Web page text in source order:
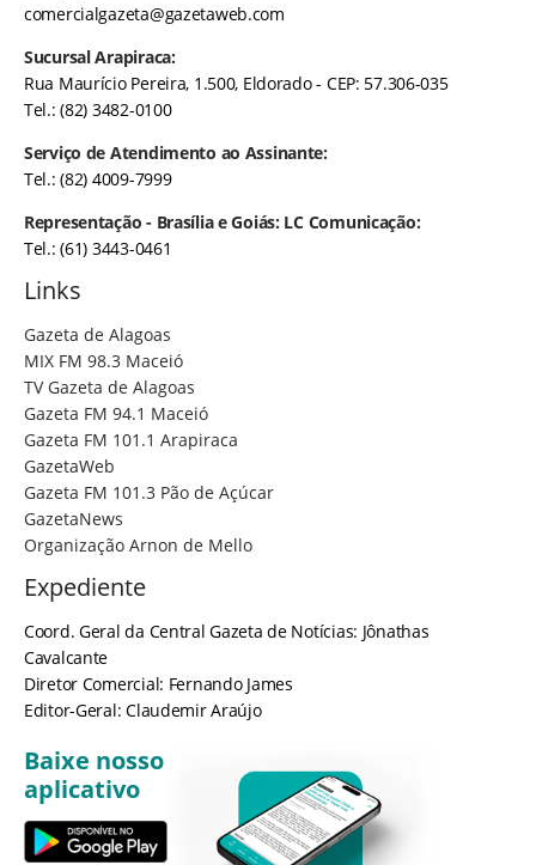
comercialgazeta@gazetaweb.com
Sucursal Arapiraca:
Rua Maurício Pereira, 1.500, Eldorado - CEP: 57.306-035
Tel.: (82) 3482-0100
Serviço de Atendimento ao Assinante:
Tel.: (82) 4009-7999
Representação - Brasília e Goiás: LC Comunicação:
Tel.: (61) 3443-0461
Links
Gazeta de Alagoas
MIX FM 98.3 Maceió
TV Gazeta de Alagoas
Gazeta FM 94.1 Maceió
Gazeta FM 101.1 Arapiraca
GazetaWeb
Gazeta FM 101.3 Pão de Açúcar
GazetaNews
Organização Arnon de Mello
Expediente
Coord. Geral da Central Gazeta de Notícias: Jônathas
Cavalcante
Diretor Comercial: Fernando James
Editor-Geral: Claudemir Araújo
Baixe nosso
aplicativo